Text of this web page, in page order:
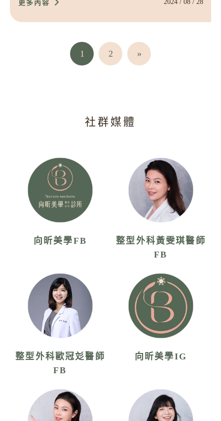
更多內容 2024 / 08 / 28
1 2 »
社群媒體
向昕美學FB
整型外科黃雯琪醫師
FB
整型外科歐冠彣醫師
FB
向昕美學IG